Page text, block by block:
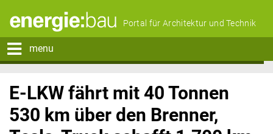
Portal für Architektur und Technik
menu
E-LKW fährt mit 40 Tonnen
530 km über den Brenner,